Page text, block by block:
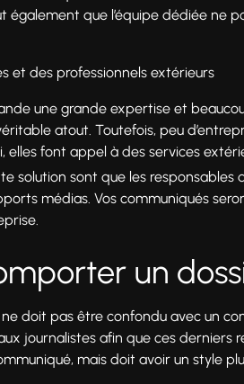
également que l’équipe dédiée ne
et des professionnels extérieurs
une grande expertise et
atout. Toutefois, peu
elles font appel à des services
solution sont que les
médias. Vos communiqués
un
doit pas être confondu avec un
journalistes afin que ces derniers
mais doit avoir un style